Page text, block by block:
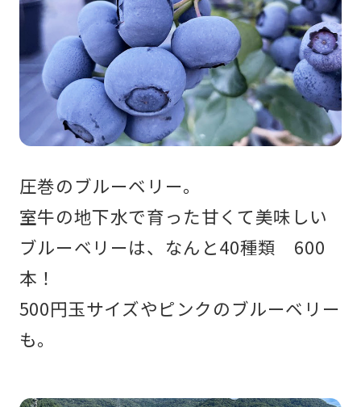
圧巻のブルーベリー。
室牛の地下水で育った甘くて美味しい
ブルーベリーは、 なんと40種類 600
本！
500円玉サイズやピンクのブルーベリー
も。